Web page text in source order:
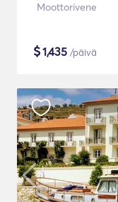
Moottorivene
$1,435 /päivä